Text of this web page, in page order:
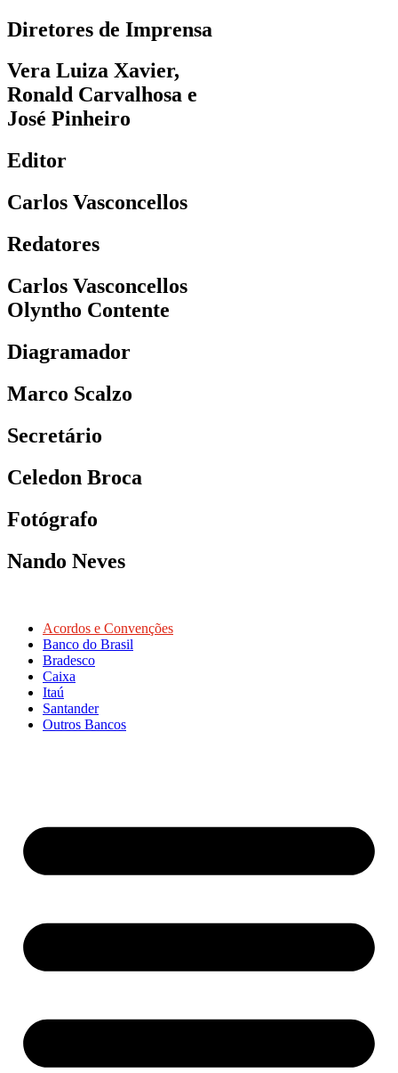
Diretores de Imprensa
Vera Luiza Xavier,
Ronald Carvalhosa e
José Pinheiro
Editor
Carlos Vasconcellos
Redatores
Carlos Vasconcellos
Olyntho Contente
Diagramador
Marco Scalzo
Secretário
Celedon Broca
Fotógrafo
Nando Neves
Acordos e Convenções
Banco do Brasil
Bradesco
Caixa
Itaú
Santander
Outros Bancos